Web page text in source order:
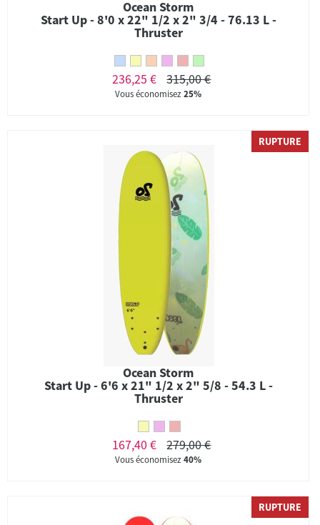
Ocean Storm
Start Up - 8'0 x 22" 1/2 x 2" 3/4 - 76.13 L -
Thruster
236,25 € 315,00 €
Vous économisez25%
RUPTURE
Ocean Storm
Start Up - 6'6 x 21" 1/2 x 2" 5/8 - 54.3 L -
Thruster
167,40 € 279,00 €
Vous économisez40%
RUPTURE